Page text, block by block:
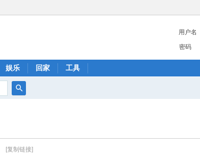
用户名
密码
娱乐 回家 工具
[复制链接]